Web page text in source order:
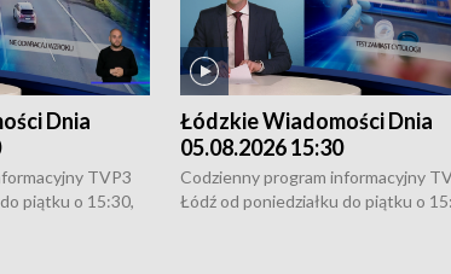
Dnia
TVP3
piątku o 15:30,
Łódzkie Wiadomości Dnia
05.08.2026 15:30
Codzienny program informacyjny
Łódź od poniedziałku do piątku o